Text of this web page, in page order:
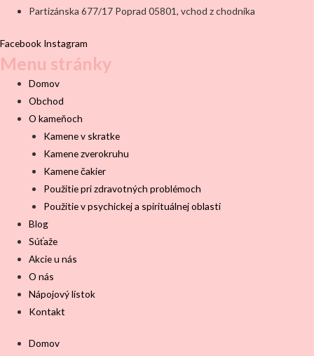
Partizánska 677/17 Poprad 05801, vchod z chodníka
Facebook Instagram
Menu stránky
Domov
Obchod
O kameňoch
Kamene v skratke
Kamene zverokruhu
Kamene čakier
Použitie pri zdravotných problémoch
Použitie v psychickej a spirituálnej oblasti
Blog
Súťaže
Akcie u nás
O nás
Nápojový lístok
Kontakt
Domov